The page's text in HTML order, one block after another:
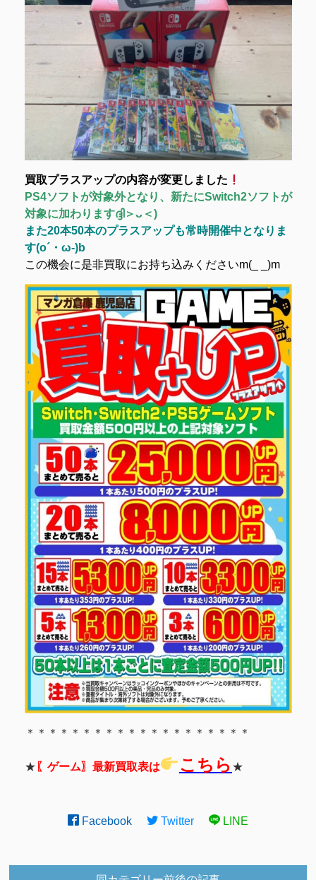
買取プラスアップの内容が変更しました
PS4ソフトが対象外となり、新たにSwitch2ソフトが
対象に加わりますദ്ദി＞ᴗ＜)
また20本50本のプラスアップも常時開催中となりま
す(o´・ω-)b
この機会に是非買取にお持ち込みくださいm(_ _)m
＊＊＊＊＊＊＊＊＊＊＊＊＊＊＊＊＊＊＊＊
★ 〖ゲーム〗最新買取表は こちら ★
Facebook Twitter LINE